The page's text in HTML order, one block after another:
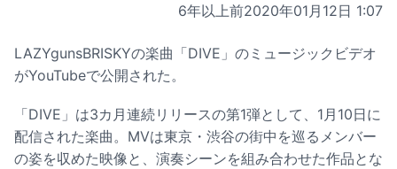
6年以上前2020年01月12日 1:07
LAZYgunsBRISKYの楽曲「DIVE」のミュージックビデオ
がYouTubeで公開された。
「DIVE」は3カ月連続リリースの第1弾として、1月10日に
配信された楽曲。MVは東京・渋谷の街中を巡るメンバー
の姿を収めた映像と、演奏シーンを組み合わせた作品とな